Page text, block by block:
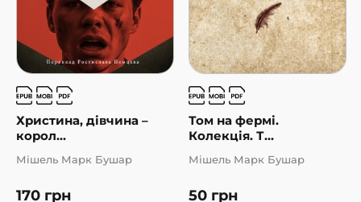
Христина, дівчина –
корол...
170 грн
Мішель Марк Бушар
Том на фермі.
Колекція. Т...
50 грн
Мішель Марк Бушар